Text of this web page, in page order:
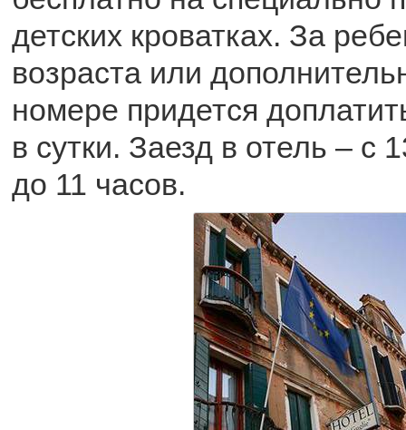
детских кроватках. За
возраста или
номере придется
в сутки. Заезд в отель – с
до 11 часов.